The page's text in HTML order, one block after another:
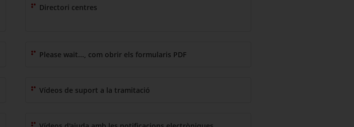
Directori centres
Please wait..., com obrir els formularis PDF
Vídeos de suport a la tramitació